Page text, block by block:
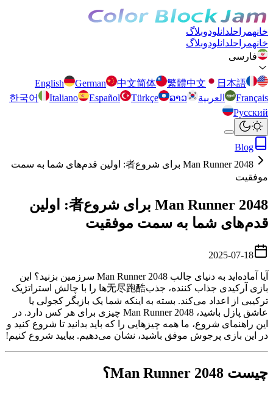
خانهمراحلدانلودوبلاگ
خانهمراحلدانلودوبلاگ
فارسی
English German 中文简体 繁體中文
日本語
Français
العربية 한국어 Italiano Español Türkçe
ລາວ
Русский
Blog
Man Runner 2048 برای شروع者: اولین قدم‌های شما به سمت
موفقیت
Man Runner 2048 برای شروع者: اولین
قدم‌های شما به سمت موفقیت
2025-07-18
آیا آماده‌اید به دنیای جالب Man Runner 2048 سرزمین بزنید؟ این
بازی آرکیدی جذاب کننده، جذب无尽跑酷‌ها را با چالش استراتژیک
ترکیبی از اعداد می‌کند. بسته به اینکه شما یک بازیگر کجولی یا
عاشق پازل باشید، Man Runner 2048 چیزی برای هر کس دارد. در
این راهنمای شروع، ما همه چیزهایی را که باید بدانید تا شروع کنید و
در این بازی پرجوش موفق باشید، نشان می‌دهیم. بیایید شروع کنیم!
چیست Man Runner 2048؟